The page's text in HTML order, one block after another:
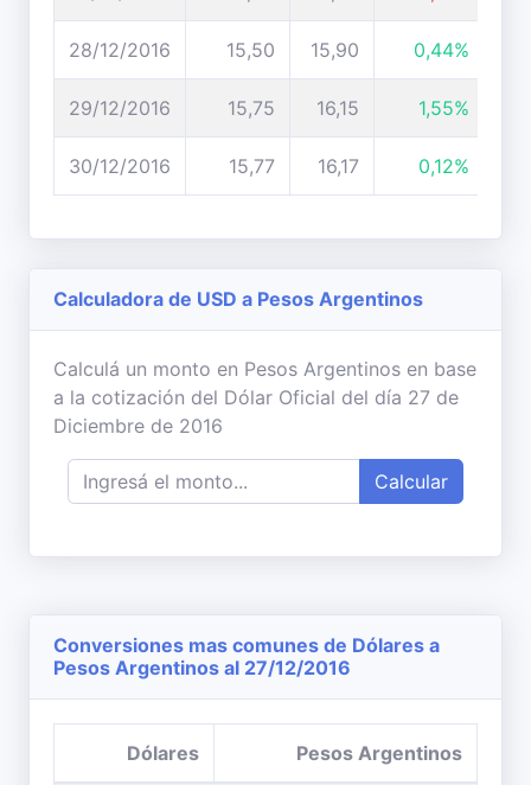
28/12/2016 15,50 15,90 0,44%
29/12/2016 15,75 16,15 1,55%
30/12/2016 15,77 16,17 0,12%
Calculadora de USD a Pesos Argentinos
Calculá un monto en Pesos Argentinos en base
a la cotización del Dólar Oficial del día 27 de
Diciembre de 2016
Calcular
Conversiones mas comunes de Dólares a
Pesos Argentinos al 27/12/2016
Dólares Pesos Argentinos